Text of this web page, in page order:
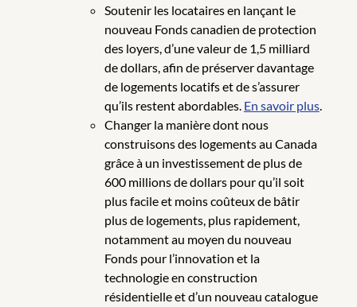
Soutenir les locataires en lançant le
nouveau Fonds canadien de protection
des loyers, d’une valeur de 1,5 milliard
de dollars, afin de préserver davantage
de logements locatifs et de s’assurer
qu’ils restent abordables. En savoir plus.
Changer la manière dont nous
construisons des logements au Canada
grâce à un investissement de plus de
600 millions de dollars pour qu’il soit
plus facile et moins coûteux de bâtir
plus de logements, plus rapidement,
notamment au moyen du nouveau
Fonds pour l’innovation et la
technologie en construction
résidentielle et d’un nouveau catalogue